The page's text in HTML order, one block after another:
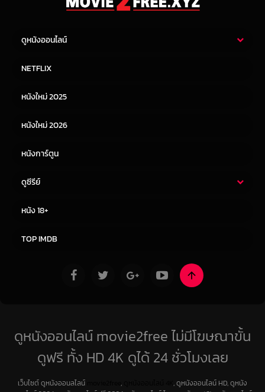
ดูหนังออนไลน์
หนังจีน
NETFLIX
หนังใหม่ 2025
หนังใหม่ 2026
หนังการ์ตูน
ดูซีรีย์
หนัง 18+
TOP IMDB
ดูหนังออนไลน์ movie2free ไม่มีโฆษณาขั้น
ดูฟรี ทั้ง HD 4K ดูได้ 24 ชั่วโมงเลย
เว็บไซต์ ดูหนังออนลไลน์ ,
, ดูหนังออนไลน์ HD, ดูหนัง